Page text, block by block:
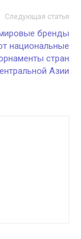
Следующая статья
бренды
национальные
стран
Азии